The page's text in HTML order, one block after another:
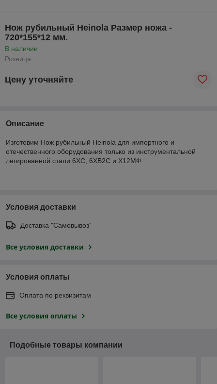
Нож рубильный Heinola Размер ножа -
720*155*12 мм.
В наличии
Розница
Цену уточняйте
Описание
Изготовим Нож рубильный Heinola для импортного и
отечественного оборудования только из инструментальной
легированной стали 6ХС, 6ХВ2С и Х12МФ
Условия доставки
Доставка "Самовывоз"
Все условия доставки
Условия оплаты
Оплата по реквизитам
Все условия оплаты
Подобные товары компании